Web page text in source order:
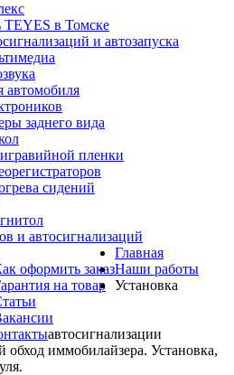
TEYES в Томске
и автозапуска
заднего вида
пленки
сидений
и автосигнализаций
оформить заказ
на товар
Главная
Наши работы
Установка
автосигнализации
обход иммобилайзера. Установка,